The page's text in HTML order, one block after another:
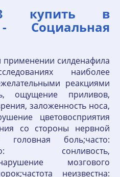
СЗ купить в
Социальная
силденафила
наиболее
реакциями
ощущение приливов,
заложенность носа,
цветовосприятия
со стороны нервной
головная боль;часто:
сонливость,
мозгового
неизвестна: